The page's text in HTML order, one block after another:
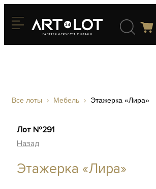
Все лоты Мебель Этажерка «Лира»
Лот №291
Назад
Этажерка «Лира»